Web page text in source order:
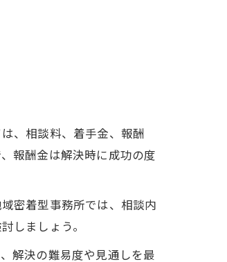
、相談料、着手金、報酬
報酬金は解決時に成功の度
密着型事務所では、相談内
しましょう。
解決の難易度や見通しを最